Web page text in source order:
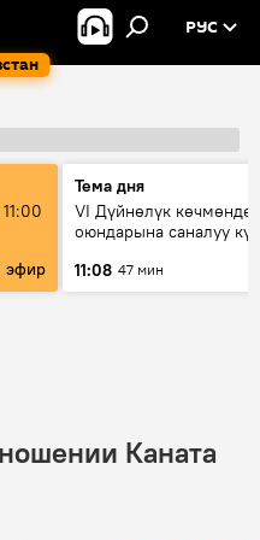
РУС
эфир
Тема дня
VI Дүйнөлүк
оюндарына саналуу
этапка жетти?
11:08 47 мин
Каната